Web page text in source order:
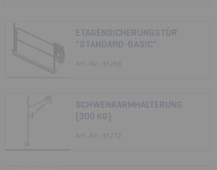
ETAGENSICHERUNGSTÜR
"STANDARD-BASIC"
Art.-Nr. 01268
SCHWENKARMHALTERUNG
(300 KG)
Art.-Nr. 01272